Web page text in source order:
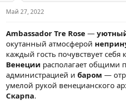
е
м
ч
а
Май 27, 2022
Ambassador Tre Rose —
окутанный атмосферой
каждый гость почувствует себя
Венеции располагает
администрацией и баром —
умелой рукой венецианского
Скарпа.